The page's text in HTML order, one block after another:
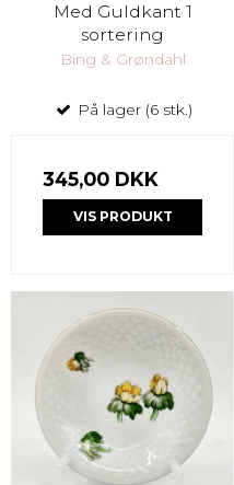
Med Guldkant 1
sortering
Bing & Grøndahl
På lager (6 stk.)
345,00 DKK
VIS PRODUKT